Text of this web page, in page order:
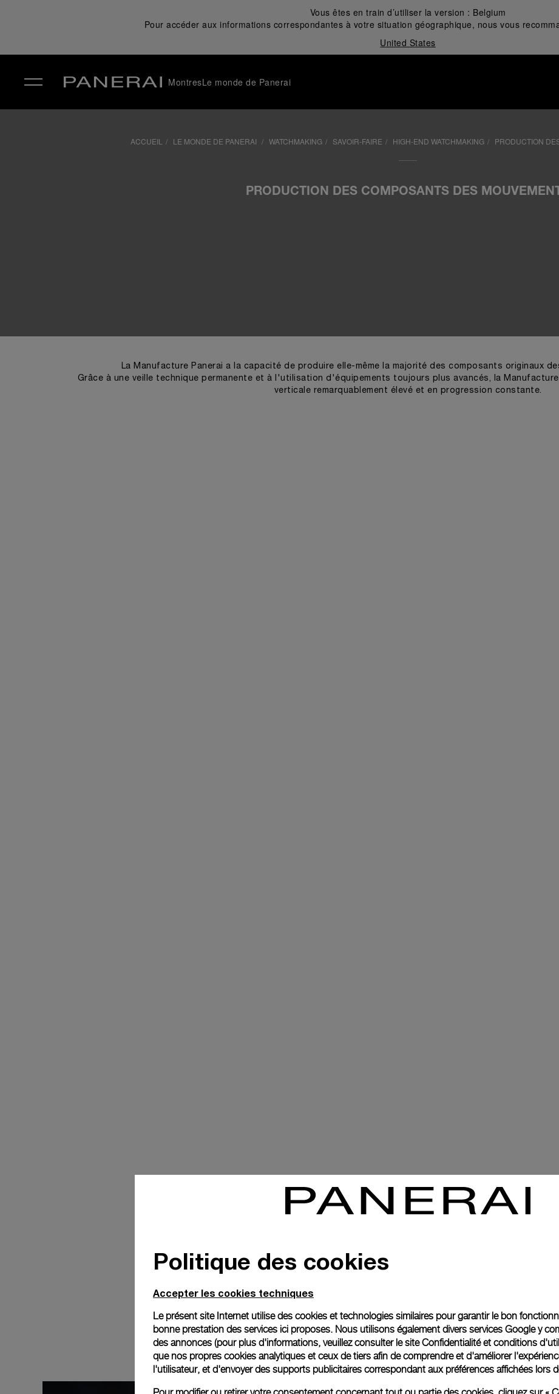
Vous êtes en train d’utiliser la version : Belgium
Pour accéder aux informations correspondantes à votre situation géographique, nous vous
United States
MontresLe monde de Panerai
ACCUEIL LE MONDE DE PANERAI WATCHMAKING SAVOIR-FAIRE HIGH-END WATCHMAKING PRODUCTION
PRODUCTION DES COMPOSANTS DES
La Manufacture Panerai a la capacité de produire elle-même la majorité des composants originaux
Grâce à une veille technique permanente et à l'utilisation d'équipements toujours plus avancés, la
verticale remarquablement élevé et en progression constante.
Politique des cookies
Accepter les cookies techniques
Le présent site Internet utilise des cookies et technologies similaires pour garantir le bon
bonne prestation des services ici proposes. Nous utilisons également divers services Google y
des annonces (pour plus d'informations, veuillez consulter lesite Confidentialité et conditions
que nos propres cookies analytiques et ceux de tiers afin de comprendre et d'améliorer
l'utilisateur, et d'envoyer des supports publicitaires correspondant aux préférences affichées lors